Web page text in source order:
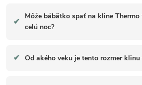
✔
Môže bábätko spať na kline
celú noc?
✔ Od akého veku je tento rozmer klinu